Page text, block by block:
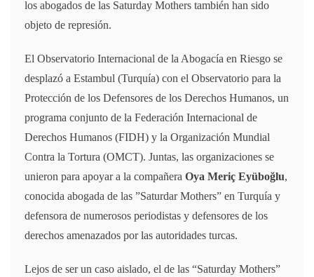
los abogados de las Saturday Mothers también han sido
objeto de represión.
El Observatorio Internacional de la Abogacía en Riesgo se
desplazó a Estambul (Turquía) con el Observatorio para la
Protección de los Defensores de los Derechos Humanos, un
programa conjunto de la Federación Internacional de
Derechos Humanos (FIDH) y la Organización Mundial
Contra la Tortura (OMCT). Juntas, las organizaciones se
unieron para apoyar a la compañera Oya Meriç Eyüboğlu,
conocida abogada de las ”Saturdar Mothers” en Turquía y
defensora de numerosos periodistas y defensores de los
derechos amenazados por las autoridades turcas.
Lejos de ser un caso aislado, el de las “Saturday Mothers”